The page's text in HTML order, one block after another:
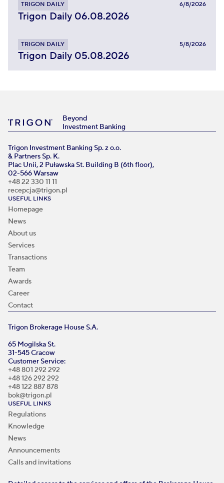
TRIGON DAILY 6/8/2026
Trigon Daily 06.08.2026
TRIGON DAILY 5/8/2026
Trigon Daily 05.08.2026
Beyond
Investment Banking
Trigon Investment Banking Sp. z o.o.
& Partners Sp. K.
Plac Unii, 2 Puławska St. Building B (6th floor),
02-566 Warsaw
+48 22 330 11 11
recepcja@trigon.pl
USEFUL LINKS
Homepage
News
About us
Services
Transactions
Team
Awards
Career
Contact
Trigon Brokerage House S.A.
65 Mogilska St.
31-545 Cracow
Customer Service:
+48 801 292 292
+48 126 292 292
+48 122 887 878
bok@trigon.pl
USEFUL LINKS
Regulations
Knowledge
News
Announcements
Calls and invitations